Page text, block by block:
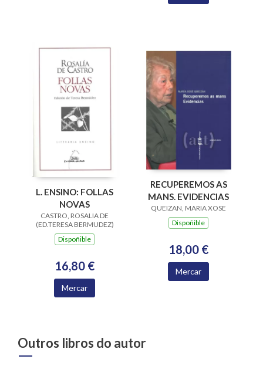
L. ENSINO: FOLLAS
NOVAS
CASTRO, ROSALIA DE
(ED.TERESA BERMUDEZ)
Dispoñible
16,80 €
Mercar
RECUPEREMOS AS
MANS. EVIDENCIAS
QUEIZAN, MARIA XOSE
Dispoñible
18,00 €
Mercar
Outros libros do autor